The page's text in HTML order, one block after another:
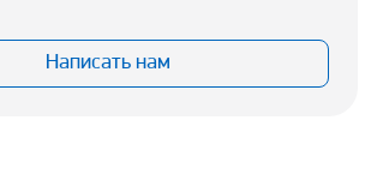
Написать нам